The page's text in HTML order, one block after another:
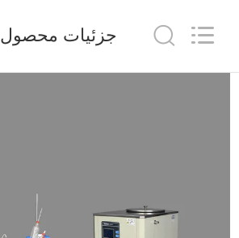
Chemglass
Co.,Ltd.
Reserved.
جزئیات محصول